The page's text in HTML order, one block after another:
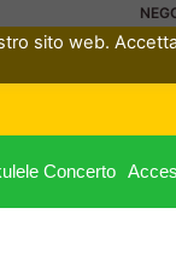
Concerto
sito web.